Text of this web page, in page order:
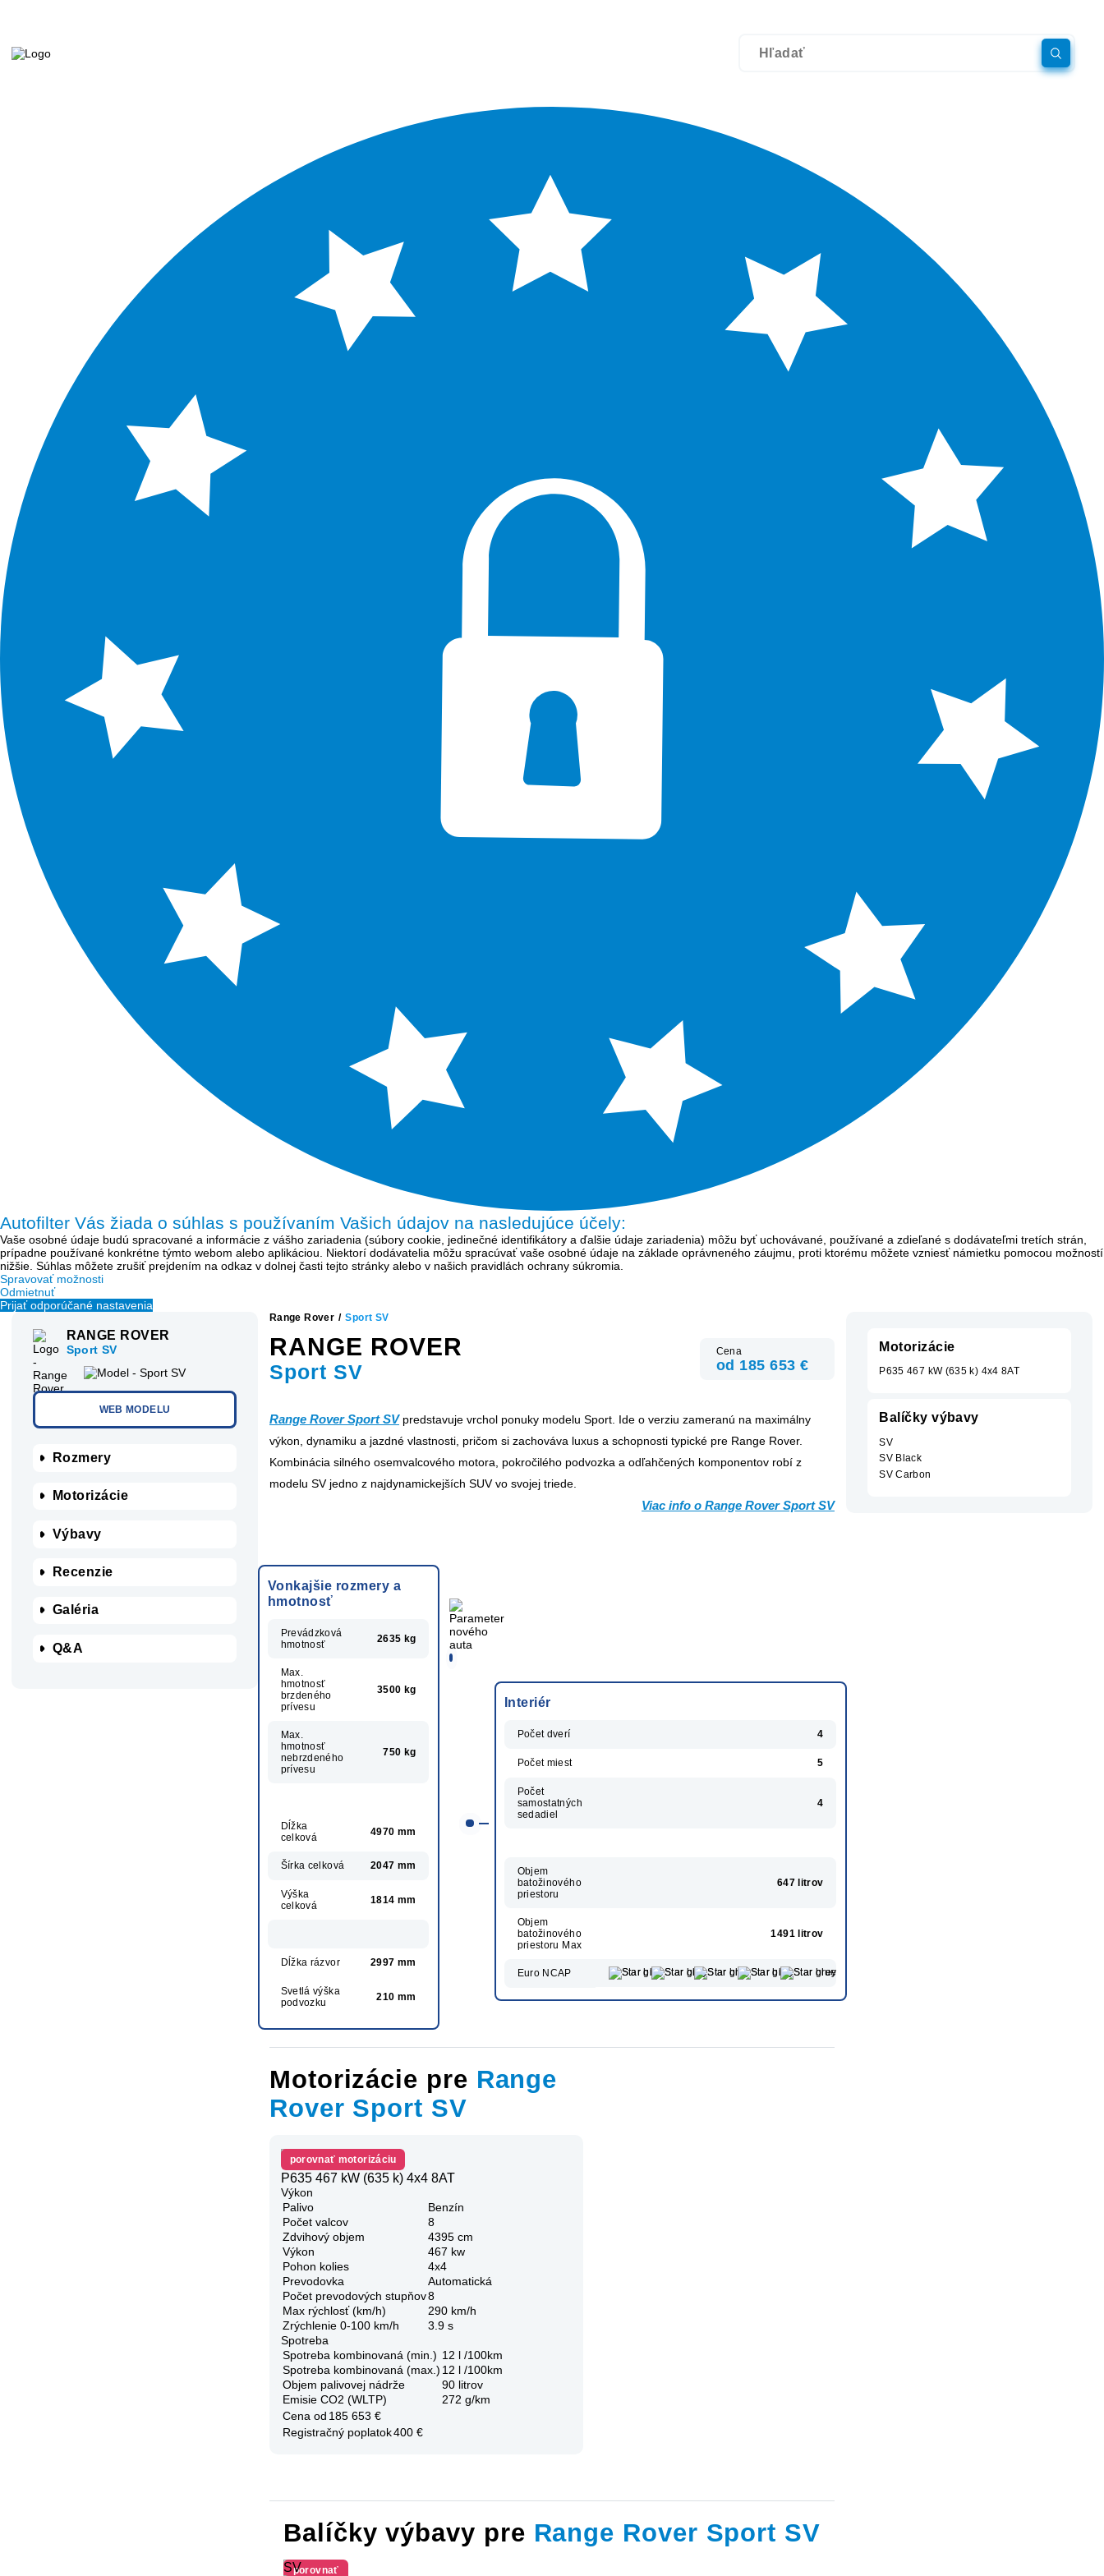
Autofilter Vás žiada o súhlas s používaním Vašich údajov na nasledujúce účely:
Vaše osobné údaje budú spracované a informácie z vášho zariadenia (súbory cookie, jedinečné identifikátory a ďalšie údaje zariadenia) môžu byť uchovávané, používané a zdieľané s dodávateľmi tretích strán,
prípadne používané konkrétne týmto webom alebo aplikáciou. Niektorí dodávatelia môžu spracúvať vaše osobné údaje na základe oprávneného záujmu, proti ktorému môžete vzniesť námietku pomocou možností
nižšie. Súhlas môžete zrušiť prejdením na odkaz v dolnej časti tejto stránky alebo v našich pravidlách ochrany súkromia.
Spravovať možnosti
Odmietnuť
Prijať odporúčané nastavenia
RANGE ROVER
Sport SV
WEB MODELU
Rozmery
Motorizácie
Výbavy
Recenzie
Galéria
Q&A
Range Rover / Sport SV
RANGE ROVER
Sport SV
Cena
od 185 653 €
Range Rover Sport SVpredstavuje vrchol ponuky modelu Sport. Ide o verziu zameranú na maximálny
výkon, dynamiku a jazdné vlastnosti, pričom si zachováva luxus a schopnosti typické pre Range Rover.
Kombinácia silného osemvalcového motora, pokročilého podvozka a odľahčených komponentov robí z
modelu SV jedno z najdynamickejších SUV vo svojej triede.
Viac info o Range Rover Sport SV
Vonkajšie rozmery a
hmotnosť
Prevádzková
hmotnosť
2635 kg
Max.
hmotnosť
brzdeného
prívesu
3500 kg
Max.
hmotnosť
nebrzdeného
prívesu
750 kg
Dĺžka
celková
4970 mm
Šírka celková 2047 mm
Výška
celková
1814 mm
Dĺžka rázvor 2997 mm
Svetlá výška
podvozku
210 mm
Interiér
Počet dverí 4
Počet miest 5
Počet
samostatných
sedadiel
4
Objem
batožinového
priestoru
647 litrov
Objem
batožinového
priestoru Max
1491 litrov
Euro NCAP
Motorizácie pre Range
Rover Sport SV
porovnať motorizáciu
P635 467 kW (635 k) 4x4 8AT
Výkon
Palivo
Benzín
Počet valcov
8
Zdvihový objem
4395 cm
Výkon
467 kw
Pohon kolies
4x4
Prevodovka
Automatická
Počet prevodových stupňov8
Max rýchlosť (km/h)
290 km/h
Zrýchlenie 0-100 km/h
3.9 s
Spotreba
Spotreba kombinovaná (min.) 12 l /100km
Spotreba kombinovaná (max.) 12 l /100km
Objem palivovej nádrže
90 litrov
Emisie CO2 (WLTP)
272 g/km
Cena od 185 653 €
Registračný poplatok400 €
Balíčky výbavy pre Range Rover Sport SV
porovnať
SV
Motorizácie
P635 467 kW (635 k) 4x4 8AT
Balíčky výbavy
SV
SV Black
SV Carbon